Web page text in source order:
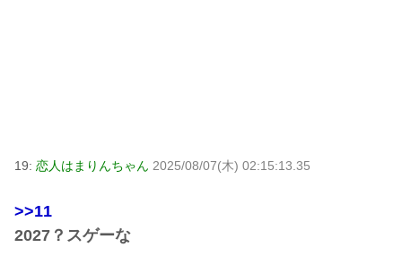
19: 恋人はまりんちゃん 2025/08/07(木) 02:15:13.35
>>11
2027？スゲーな